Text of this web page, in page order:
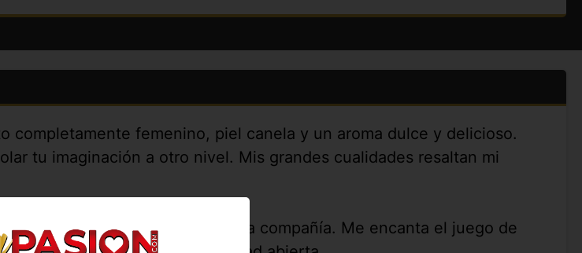
completamente femenino, piel canela y un aroma dulce y delicioso.
tu imaginación a otro nivel. Mis grandes cualidades resaltan mi
serias que buscan una buena compañía. Me encanta el juego de